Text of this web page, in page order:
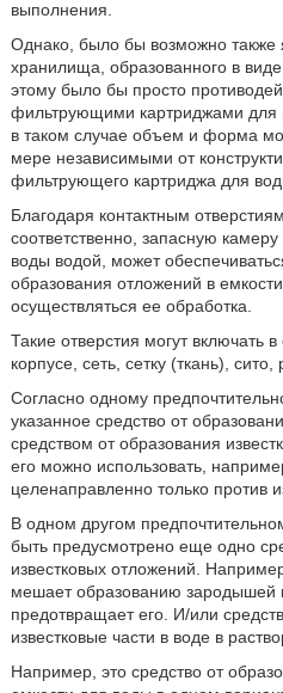
выполнения.
Однако, было бы возможно
хранилища, образованного в
этому было бы просто
фильтрующими картриджами для
в таком случае объем и форма
мере независимыми от
фильтрующего картриджа для
Благодаря контактным
соответственно, запасную
воды водой, может
образования отложений в
осуществляться ее обработка.
Такие отверстия могут включать
корпусе, сеть, сетку (ткань), сито,
Согласно одному
указанное средство от
средством от образования
его можно использовать,
целенаправленно только против
В одном другом
быть предусмотрено еще одно
известковых отложений.
мешает образованию зародышей
предотвращает его. И/или
известковые части в воде в
Например, это средство от